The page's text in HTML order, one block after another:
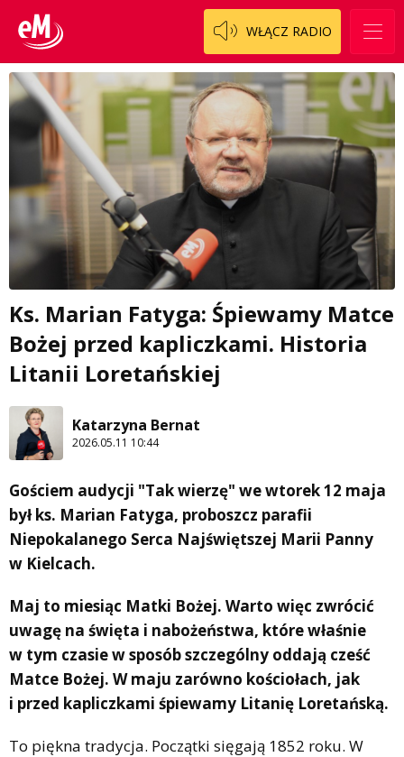
WŁĄCZ RADIO
Ks. Marian Fatyga: Śpiewamy Matce
Bożej przed kapliczkami. Historia
Litanii Loretańskiej
Katarzyna Bernat
2026.05.11 10:44
Gościem audycji "Tak wierzę" we wtorek 12 maja
był ks. Marian Fatyga, proboszcz parafii
Niepokalanego Serca Najświętszej Marii Panny
w Kielcach.
Maj to miesiąc Matki Bożej. Warto więc zwrócić
uwagę na święta i nabożeństwa, które właśnie
w tym czasie w sposób szczególny oddają cześć
Matce Bożej. W maju zarówno kościołach, jak
i przed kapliczkami śpiewamy Litanię Loretańską.
To piękna tradycja. Początki sięgają 1852 roku. W